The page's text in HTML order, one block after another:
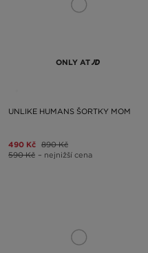
ONLY AT
UNLIKE HUMANS ŠORTKY MOM
490 Kč 890 Kč
590 Kč – nejnižší cena